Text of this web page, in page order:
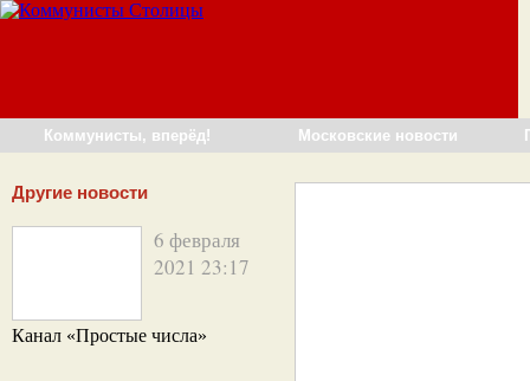
Коммунисты, вперёд! Московские новости
Другие новости
6 февраля
2021 23:17
Канал «Простые числа»